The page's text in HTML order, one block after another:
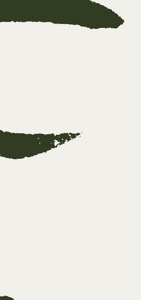
seksueel misbruik,
geweldsdelict.
armoede of
van onze